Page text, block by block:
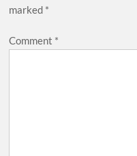
marked *
Comment *